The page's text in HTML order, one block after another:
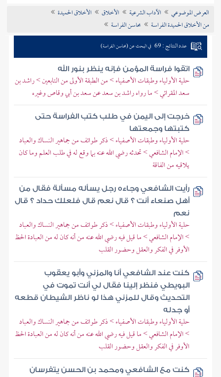
تراجم الأعلام
العرض الموضوعي الآداب الشرعية الأخلاق
الأخلاق الحميدة
من الأخلاق الحميدة الفراسة
محاسن الفراسة
عدد النتائج : 69 في البحث عن (محاسن الفراسة)
اتقوا فراسة المؤمن فإنه ينظر بنور الله
حلية الأولياء وطبقات الأصفياء > من الطبقة الأولى من التابعين > راشد بن
سعد المقرائي > ما رواه راشد بن سعد عن سعد بن أبي وقاص وغيره
خرجت إلى اليمن في طلب كتب الفراسة حتى
كتبتها وجمعتها
حلية الأولياء وطبقات الأصفياء > ذكر طوائف من جماهير النساك والعباد
> الإمام الشافعي > تحدثه رضي الله عنه بما وقع له في طلب العلم وما كان
يلاقيه من الفاقة
رأيت الشافعي وجاءه رجل يسأله مسألة فقال من
أهل صنعاء أنت ؟ قال نعم قال فلعلك حداد ؟ قال
نعم
حلية الأولياء وطبقات الأصفياء > ذكر طوائف من جماهير النساك والعباد
> الإمام الشافعي > ما قيل فيه رضي الله عنه من أنه كان له من العبادة الحظ
الأوفر في الفكر والعقل وحضور القلب
كنت عند الشافعي أنا والمزني وأبو يعقوب
البويطي فنظر إلينا فقال لي أنت تموت في
التحديث وقال للمزني هذا لو ناظر الشيطان قطعه
أو جدله
حلية الأولياء وطبقات الأصفياء > ذكر طوائف من جماهير النساك والعباد
> الإمام الشافعي > ما قيل فيه رضي الله عنه من أنه كان له من العبادة الحظ
الأوفر في الفكر والعقل وحضور القلب
كنت مع الشافعي ومحمد بن الحسن يتفرسان